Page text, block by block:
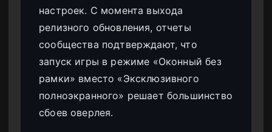
настроек. С момента выхода
релизного обновления, отчеты
сообщества подтверждают, что
запуск игры в режиме «Оконный без
рамки» вместо «Эксклюзивного
полноэкранного» решает большинство
сбоев оверлея.